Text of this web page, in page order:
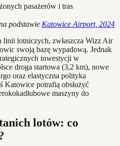
pasażerów i tras
podstawie Katowice Airport, 2024
lotniczych, zwłaszcza Wizz Air
swoją bazę wypadową. Jednak
inwestycji w
droga startowa (3,2 km), nowe
oraz elastyczna polityka
Katowice potrafią obsłużyć
maszyny do
lotów: co